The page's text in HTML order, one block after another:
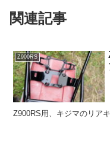
関連記事
Z900RS
Z900RS用、キジマのリア